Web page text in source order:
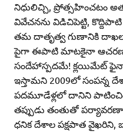
నిధులిచ్చి, ప్రోత్సహించటం
వివేచనను విడిచిపెట్టి,
తమ దాతృత్వ గుణానికి
పైగా ఈపాటి మాటకైనా ఆచరణ
సందేహాస్పదమే! క్లయిమేట్‌
ఇస్తామని 2009లో సంపన్న
పదమూడేళ్లలో దానిని
తప్పుడు తంతుతో
ధనిక దేశాల పక్షపాత